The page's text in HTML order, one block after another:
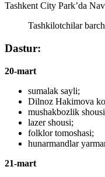
Tashkent City Park’da
Tashkilotchilar
Dastur:
20-mart
sumalak sayli;
Dilnoz Hakimova
mushakbozlik
lazer shousi;
folklor tomoshasi;
hunarmandlar
21-mart